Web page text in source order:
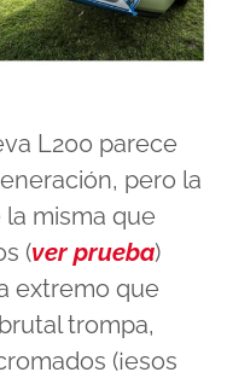
L200 parece
pero la
misma que
(ver prueba)
extremo que
trompa,
(¡esos